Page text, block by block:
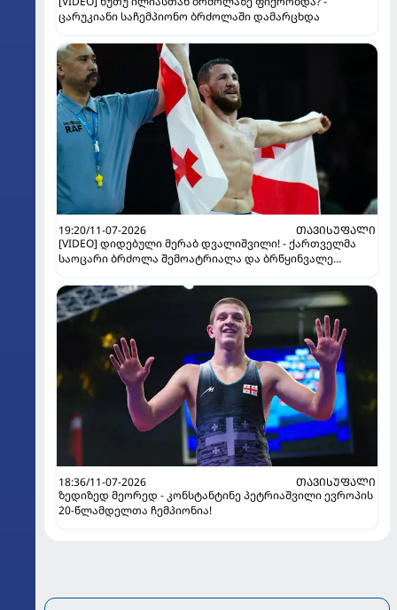
ცარუკიანი საჩემპიონო ბრძოლაში დამარცხდა
19:20/11-07-2026
ᲗᲐᲕᲘᲡᲣᲤᲐᲚᲘ
[VIDEO] დიდებული მერაბ დვალიშვილი! - ქართველმა
საოცარი ბრძოლა შემოატრიალა და ბრწყინვალე
18:36/11-07-2026
ᲗᲐᲕᲘᲡᲣᲤᲐᲚᲘ
ზედიზედ მეორედ - კონსტანტინე პეტრიაშვილი ევროპის
20-წლამდელთა ჩემპიონია!